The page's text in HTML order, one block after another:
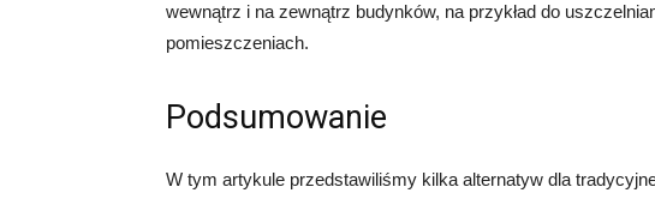
wewnątrz i na zewnątrz budynków, na przykład do
pomieszczeniach.
Podsumowanie
W tym artykule przedstawiliśmy kilka alternatyw dla